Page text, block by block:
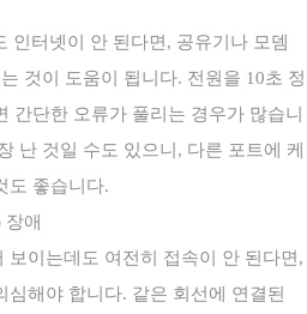
인터넷이 안 된다면, 공유기나 모뎀
것이 도움이 됩니다. 전원을 10초 정
간단한 오류가 풀리는 경우가 많습니
난 것일 수도 있으니, 다른 포트에 케
도 좋습니다.
장애
보이는데도 여전히 접속이 안 된다면,
심해야 합니다. 같은 회선에 연결된